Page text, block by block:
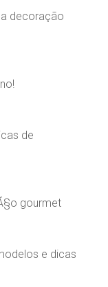
decoração
de
gourmet
e dicas